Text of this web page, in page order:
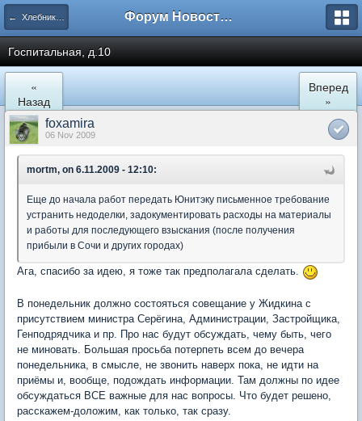
← Хлебниково Форум Новостройки
Госпитальная, д.10
«
Назад
Вперед
»
foxamira
06 Nov 2009
mortm, on 6.11.2009 - 12:10:
Еще до начала работ передать Юнитэку письменное требование
устранить недоделки, задокументировать расходы на материалы
и работы для последующего взыскания (после получения
прибыли в Сочи и других городах)
Ага, спасибо за идею, я тоже так предполагала сделать.
В понедельник должно состояться совещание у Жидкина с
присутствием министра Серёгина, Администрации, Застройщика,
Генподрядчика и пр. Про нас будут обсуждать, чему быть, чего
не миновать. Большая просьба потерпеть всем до вечера
понедельника, в смысле, не звонить наверх пока, не идти на
приёмы и, вообще, подождать информации. Там должны по идее
обсуждаться ВСЕ важные для нас вопросы. Что будет решено,
расскажем-доложим, как только, так сразу.